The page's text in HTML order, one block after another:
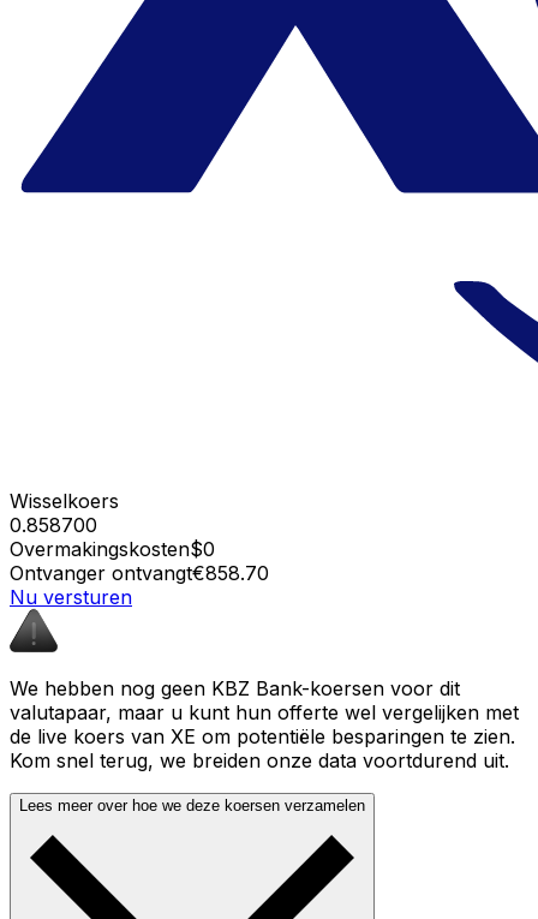
Wisselkoers
0.858700
Overmakingskosten$0
Ontvanger ontvangt€858.70
Nu versturen
We hebben nog geen KBZ Bank-koersen voor dit
valutapaar, maar u kunt hun offerte wel vergelijken met
de live koers van XE om potentiële besparingen te zien.
Kom snel terug, we breiden onze data voortdurend uit.
Lees meer over hoe we deze koersen verzamelen